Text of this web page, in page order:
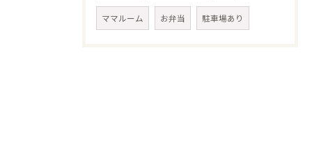
ママルーム お弁当 駐車場あり